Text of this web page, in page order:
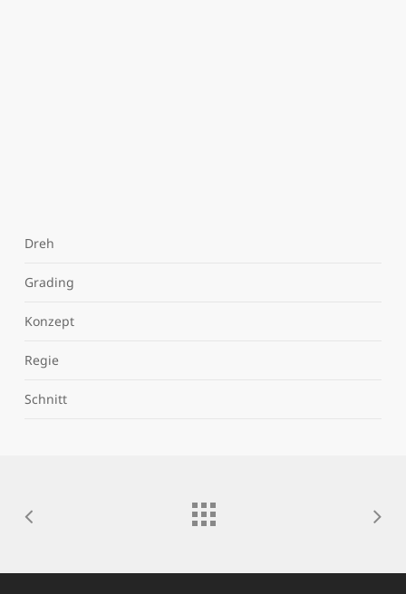
Dreh
Grading
Konzept
Regie
Schnitt